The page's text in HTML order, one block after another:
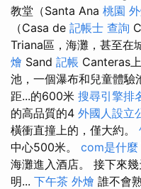
教堂（Santa Ana 桃園
（Casa de 記帳士 查詢
Triana區，海灘，甚至在
燴 Sand 記帳 Canteras
池，一個瀑布和兒童體驗
距...的600米 搜尋引擎排
的高品質的4 外國人設立
橫衝直撞上的，僅大約。
中心500米。 com是什麼
海灘進入酒店。 接下來
明... 下午茶 外燴 誰不會